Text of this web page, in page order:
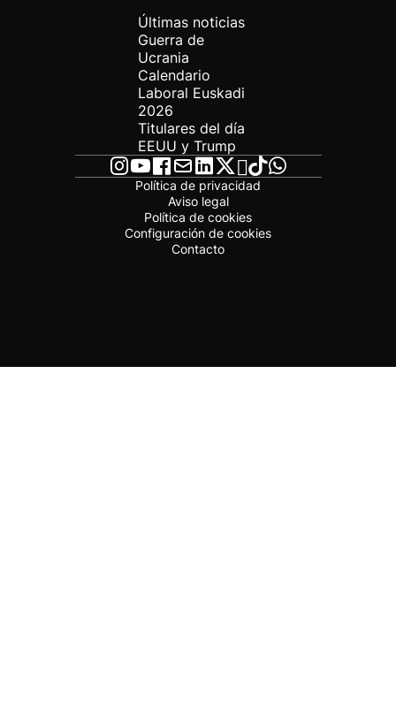
Últimas noticias
Guerra de
Ucrania
Calendario
Laboral Euskadi
2026
Titulares del día
EEUU y Trump
Política de privacidad
Aviso legal
Política de cookies
Configuración de cookies
Contacto